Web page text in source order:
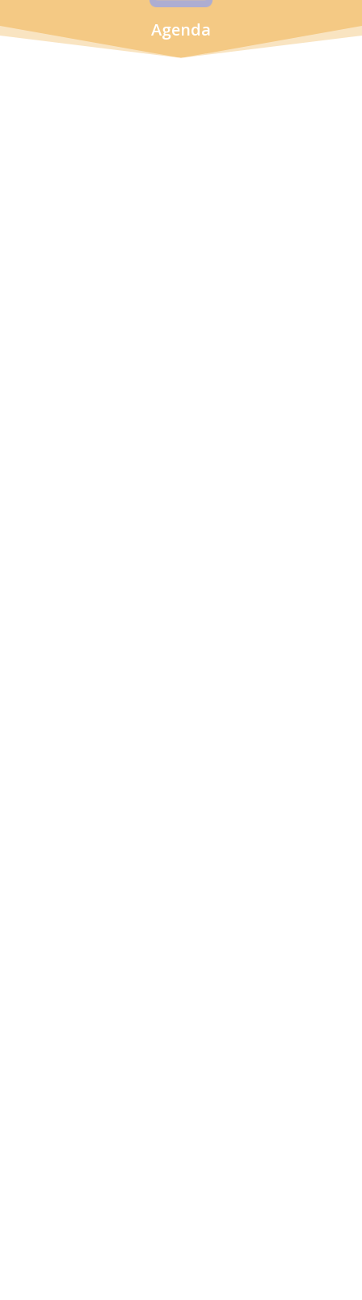
Agenda